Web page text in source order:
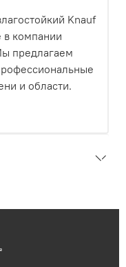
Knauf
компании
предлагаем
и области.